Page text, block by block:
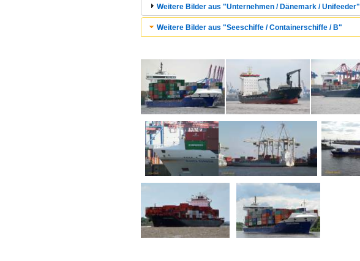
Weitere Bilder aus "Unternehmen / Dänemark / Unifeeder"
Weitere Bilder aus "Seeschiffe / Containerschiffe / B"